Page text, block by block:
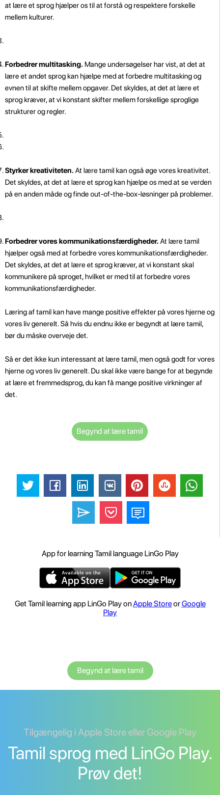
at lære et sprog hjælper os til at forstå og respektere forskelle
mellem kulturer.
Forbedrer multitasking. Mange undersøgelser har vist, at det at
lære et andet sprog kan hjælpe med at forbedre multitasking og
evnen til at skifte mellem opgaver. Det skyldes, at det at lære et
sprog kræver, at vi konstant skifter mellem forskellige sproglige
strukturer og regler.
Styrker kreativiteten.At lære tamil kan også øge vores kreativitet.
Det skyldes, at det at lære et sprog kan hjælpe os med at se verden
på en anden måde og finde out-of-the-box-løsninger på problemer.
Forbedrer vores kommunikationsfærdigheder.At lære tamil
hjælper også med at forbedre vores kommunikationsfærdigheder.
Det skyldes, at det at lære et sprog kræver, at vi konstant skal
kommunikere på sproget, hvilket er med til at forbedre vores
kommunikationsfærdigheder.
Læring af tamil kan have mange positive effekter på vores hjerne og
vores liv generelt. Så hvis du endnu ikke er begyndt at lære tamil,
bør du måske overveje det.
Så er det ikke kun interessant at lære tamil, men også godt for vores
hjerne og vores liv generelt. Du skal ikke være bange for at begynde
at lære et fremmedsprog, du kan få mange positive virkninger af
det.
Begynd at lære tamil
App for learning Tamil language LinGo Play
Get Tamil learning app LinGo Play onApple StoreorGoogle
Play
Begynd at lære tamil
Tilgængelig i Apple Store eller Google Play
Tamil sprog med LinGo Play.
Prøv det!